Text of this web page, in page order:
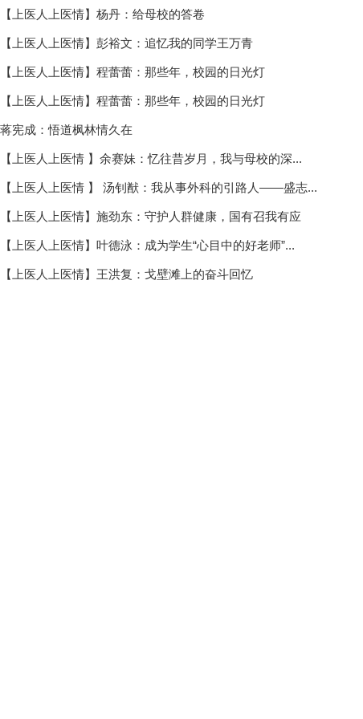
【上医人上医情】杨丹：给母校的答卷
【上医人上医情】彭裕文：追忆我的同学王万青
【上医人上医情】程蕾蕾：那些年，校园的日光灯
【上医人上医情】程蕾蕾：那些年，校园的日光灯
蒋宪成：悟道枫林情久在
【上医人上医情 】余赛妹：忆往昔岁月，我与母校的深...
【上医人上医情 】 汤钊猷：我从事外科的引路人——盛志...
【上医人上医情】施劲东：守护人群健康，国有召我有应
【上医人上医情】叶德泳：成为学生“心目中的好老师”...
【上医人上医情】王洪复：戈壁滩上的奋斗回忆